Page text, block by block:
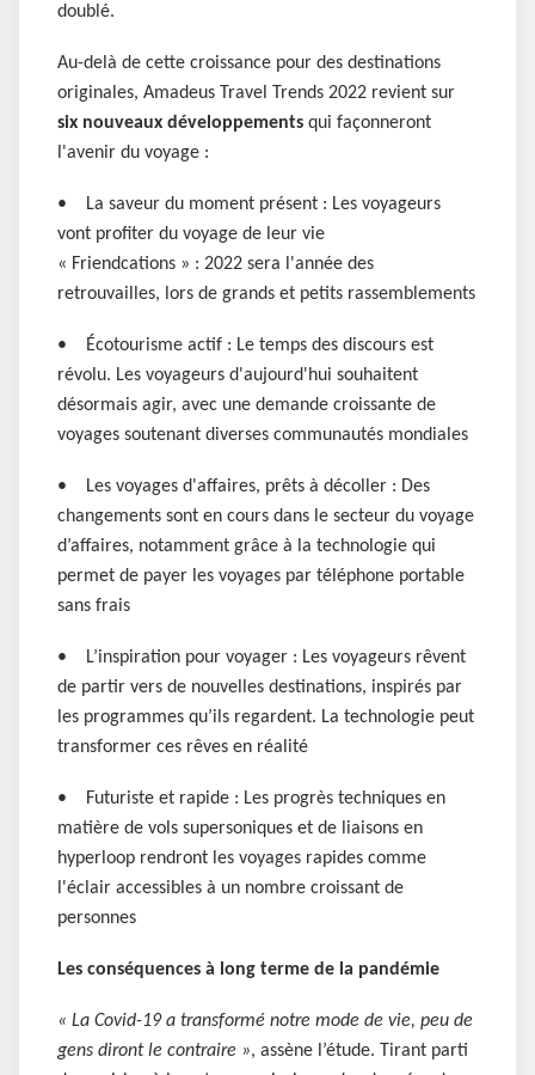
doublé.
Au-delà de cette croissance pour des destinations
originales, Amadeus Travel Trends 2022 revient sur
six nouveaux développements qui façonneront
l'avenir du voyage :
• La saveur du moment présent : Les voyageurs
vont profiter du voyage de leur vie
« Friendcations » : 2022 sera l'année des
retrouvailles, lors de grands et petits rassemblements
• Écotourisme actif : Le temps des discours est
révolu. Les voyageurs d'aujourd'hui souhaitent
désormais agir, avec une demande croissante de
voyages soutenant diverses communautés mondiales
• Les voyages d'affaires, prêts à décoller : Des
changements sont en cours dans le secteur du voyage
d’affaires, notamment grâce à la technologie qui
permet de payer les voyages par téléphone portable
sans frais
• L’inspiration pour voyager : Les voyageurs rêvent
de partir vers de nouvelles destinations, inspirés par
les programmes qu’ils regardent. La technologie peut
transformer ces rêves en réalité
• Futuriste et rapide : Les progrès techniques en
matière de vols supersoniques et de liaisons en
hyperloop rendront les voyages rapides comme
l'éclair accessibles à un nombre croissant de
personnes
Les conséquences à long terme de la pandémie
« La Covid-19 a transformé notre mode de vie, peu de
gens diront le contraire », assène l’étude. Tirant parti